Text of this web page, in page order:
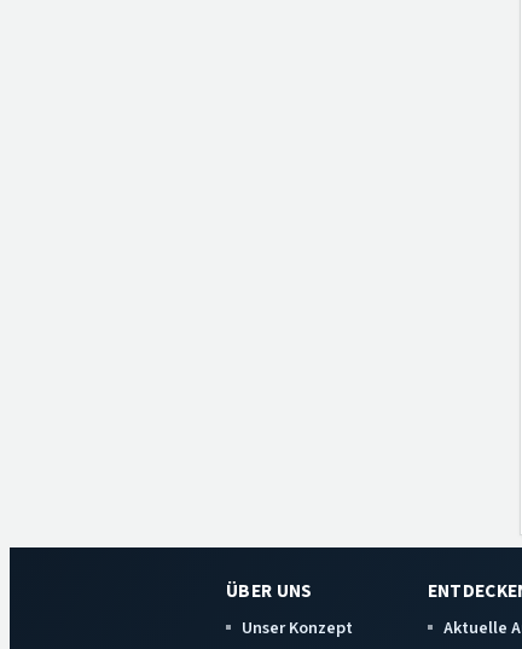
ÜBER UNS
Unser Konzept
Aktuelle